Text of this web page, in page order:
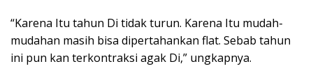
“Karena Itu tahun Di tidak turun. Karena Itu mudah-
mudahan masih bisa dipertahankan flat. Sebab tahun
ini pun kan terkontraksi agak Di,” ungkapnya.